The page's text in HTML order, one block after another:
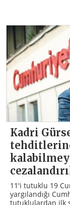
Kadri
11'i tutuklu 19
yargılandığı
tutuklulardan ilk